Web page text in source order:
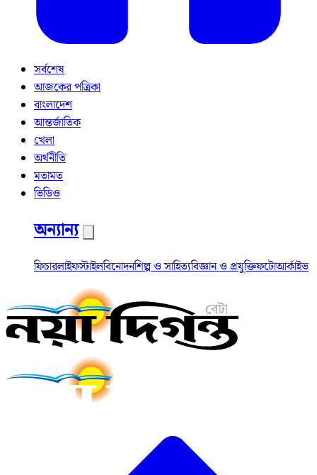
সর্বশেষ
আজকের পত্রিকা
বাংলাদেশ
আন্তর্জাতিক
খেলা
অর্থনীতি
মতামত
ভিডিও
অন্যান্য
ফিচারলাইফস্টাইলবিনোদনশিল্প ও সাহিত্যবিজ্ঞান ও প্রযুক্তিফটোআর্কাইভ